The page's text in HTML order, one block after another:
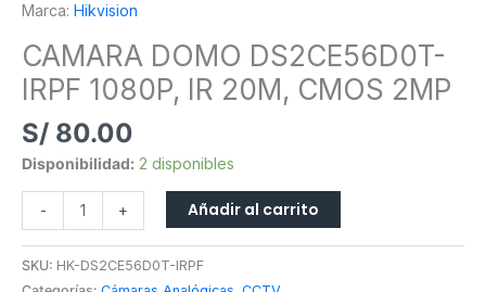
Marca: Hikvision
CAMARA DOMO DS2CE56D0T-
IRPF 1080P, IR 20M, CMOS 2MP
S/ 80.00
Disponibilidad: 2 disponibles
-
20M,
2MP
cantidad
+ Añadir al carrito
SKU: HK-DS2CE56D0T-IRPF